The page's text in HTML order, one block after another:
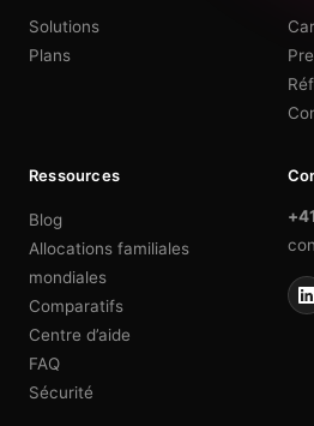
Solutions
Plans
Ressources
Blog
Allocations familiales
mondiales
Comparatifs
Centre d’aide
FAQ
Sécurité